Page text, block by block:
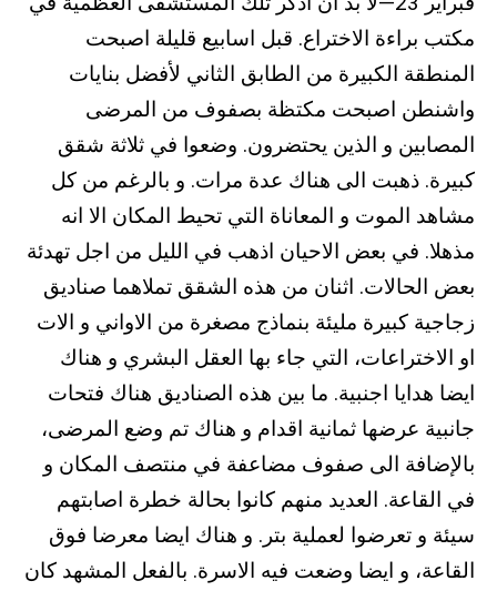
مكتب براءة الاختراع. قبل اسابيع قليلة اصبحت
المنطقة الكبيرة من الطابق الثاني لأفضل بنايات
واشنطن اصبحت مكتظة بصفوف من المرضى
المصابين و الذين يحتضرون. وضعوا في ثلاثة شقق
كبيرة. ذهبت الى هناك عدة مرات. و بالرغم من كل
مشاهد الموت و المعاناة التي تحيط المكان الا انه
مذهلا. في بعض الاحيان اذهب في الليل من اجل تهدئة
بعض الحالات. اثنان من هذه الشقق تملاهما صناديق
زجاجية كبيرة مليئة بنماذج مصغرة من الاواني و الات
او الاختراعات، التي جاء بها العقل البشري و هناك
ايضا هدايا اجنبية. ما بين هذه الصناديق هناك فتحات
جانبية عرضها ثمانية اقدام و هناك تم وضع المرضى،
بالإضافة الى صفوف مضاعفة في منتصف المكان و
في القاعة. العديد منهم كانوا بحالة خطرة اصابتهم
سيئة و تعرضوا لعملية بتر. و هناك ايضا معرضا فوق
القاعة، و ايضا وضعت فيه الاسرة. بالفعل المشهد كان